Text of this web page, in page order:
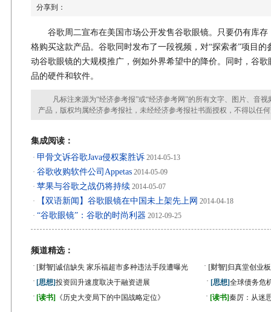
分享到：
谷歌周二宣布在美国市场公开发售谷歌眼镜。只要仍有库存
格购买这款产品。谷歌同时发布了一段视频，对“探索者”项目
动谷歌眼镜的大规模推广，例如外界希望中的降价。同时，谷
品的硬件和软件。
凡标注来源为“经济参考报”或“经济参考网”的所有文字、图片、音视
产品，版权均属经济参考报社，未经经济参考报社书面授权，不得以任
集成阅读：
· 甲骨文诉谷歌Java侵权案胜诉 2014-05-13
· 谷歌收购软件公司Appetas 2014-05-09
· 苹果与谷歌之战仍将持续 2014-05-07
·
【双语新闻】谷歌眼镜在中国未上架先上网 2014-04-18
· “谷歌眼镜”：谷歌的时尚利器 2012-09-25
频道精选：
· [财智]诚信缺失 家乐福超市多种违法手段遭曝光 · [财智] 归真堂创业
· [思想]投资回升速度取决于融资进展 · [思想]全球债务危
· [读书] 《历史大变局下的中国战略定位》 · [读书]秦厉：从迷